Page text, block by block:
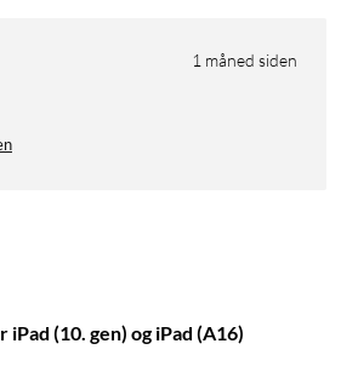
1 måned siden
(10. gen) og iPad (A16)